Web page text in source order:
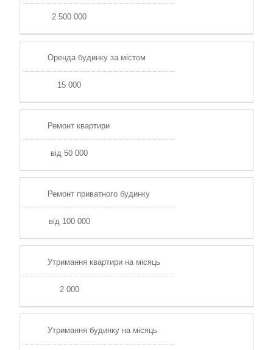
2 500 000
Оренда будинку за містом
15 000
Ремонт квартири
від 50 000
Ремонт приватного будинку
від 100 000
Утримання квартири на місяць
2 000
Утримання будинку на місяць